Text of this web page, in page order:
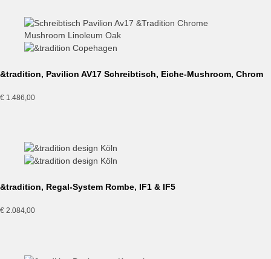
&tradition, Pavilion AV17 Schreibtisch, Eiche-Mushroom, Chrom
€ 1.486,00
&tradition, Regal-System Rombe, IF1 & IF5
€ 2.084,00